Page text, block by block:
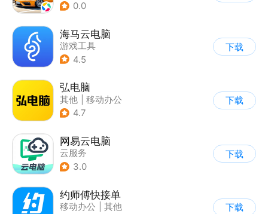
0.0
海马云电脑
游戏工具
4.5
下载
弘电脑
其他
移动办公
4.7
下载
网易云电脑
云服务
3.0
下载
约师傅快接单
移动办公
其他
下载